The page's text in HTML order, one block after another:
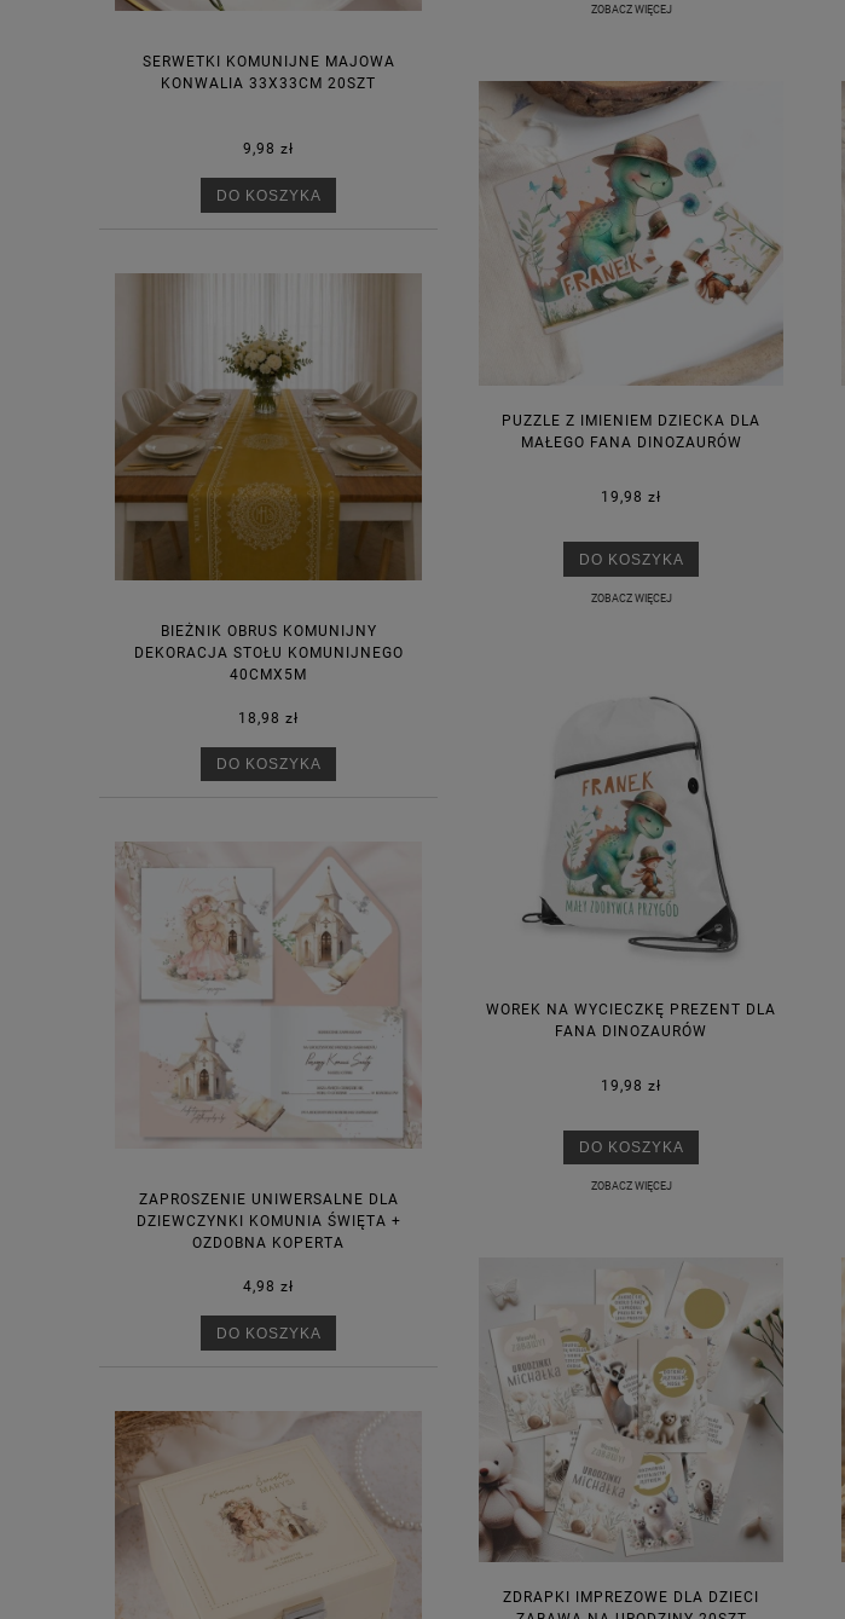
SERWETKI KOMUNIJNE MAJOWA
KONWALIA 33X33CM 20SZT
9,98 zł
DO KOSZYKA
BIEŻNIK OBRUS KOMUNIJNY
DEKORACJA STOŁU KOMUNIJNEGO
40CMX5M
18,98 zł
DO KOSZYKA
ZAPROSZENIE UNIWERSALNE DLA
DZIEWCZYNKI KOMUNIA ŚWIĘTA +
OZDOBNA KOPERTA
4,98 zł
DO KOSZYKA
ZOBACZ WIĘCEJ
PUZZLE Z IMIENIEM DZIECKA DLA
MAŁEGO FANA DINOZAURÓW
19,98 zł
DO KOSZYKA
ZOBACZ WIĘCEJ
WOREK NA WYCIECZKĘ PREZENT DLA
FANA DINOZAURÓW
19,98 zł
DO KOSZYKA
ZOBACZ WIĘCEJ
ZDRAPKI IMPREZOWE DLA DZIECI